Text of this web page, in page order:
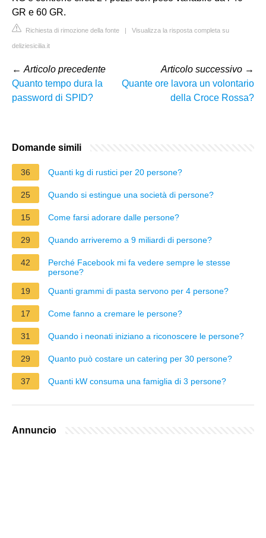
GR e 60 GR.
Richiesta di rimozione della fonte | Visualizza la risposta completa su
deliziesicilia.it
← Articolo precedente
Quanto tempo dura la
password di SPID?
Articolo successivo →
Quante ore lavora un volontario
della Croce Rossa?
Domande simili
36 Quanti kg di rustici per 20 persone?
25 Quando si estingue una società di persone?
15 Come farsi adorare dalle persone?
29 Quando arriveremo a 9 miliardi di persone?
42
Perché Facebook mi fa vedere sempre le stesse
persone?
19
Quanti grammi di pasta servono per 4 persone?
17 Come fanno a cremare le persone?
31 Quando i neonati iniziano a riconoscere le persone?
29 Quanto può costare un catering per 30 persone?
37 Quanti kW consuma una famiglia di 3 persone?
Annuncio